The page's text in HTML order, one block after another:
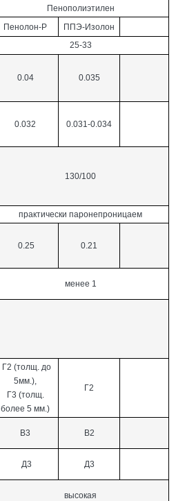
Пенополиэтилен
Пенолон-Р
ППЭ-Изолон
25-33
0.04 0.035
0.032 0.031-0.034
130/100
практически паронепроницаем
0.25 0.21
менее 1
Г2 (толщ. до
5мм.),
Г3 (толщ.
более 5 мм.)
Г2
B3 B2
Д3 Д3
высокая